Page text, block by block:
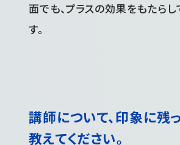
面でも、プラスの効果をもたら
す。
講師について、印象に残
教えてください。